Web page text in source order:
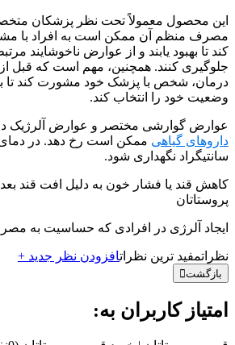
این محصول معمولاً تحت نظر پزشکان
مصرف منظم آن ممکن است به افراد با
کند تا بهبود یابند و از عوارض ناخوشایند
جلوگیری کنند. همچنین، مهم است که قبل
درمان، شخص با پزشک خود مشورت کند تا
وضعیت خود را انتخاب کند.
عوارض گوارشی مختصر و عوارض آلرژیک
داروهای گیاهی
سانتیگراد نگهداری شود.
کاهش قند یا فشار خون به دلیل افت قند
پروستاتان
ایجاد آلرژی در افرادی که حساسیت به
نظراتمفید ترین نظراتافزودن نظر جدید +
بازگشت
امتیاز کاربران به: